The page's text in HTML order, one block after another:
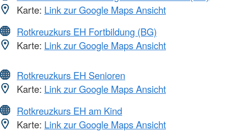
Karte: Link zur Google Maps Ansicht
Rotkreuzkurs EH Fortbildung (BG)
Karte: Link zur Google Maps Ansicht
Rotkreuzkurs EH Senioren
Karte: Link zur Google Maps Ansicht
Rotkreuzkurs EH am Kind
Karte: Link zur Google Maps Ansicht